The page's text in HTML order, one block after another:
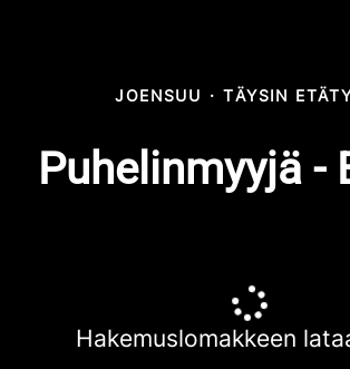
JOENSUU · TÄYSIN
Puhelinmyyjä -
Hakemuslomakkeen